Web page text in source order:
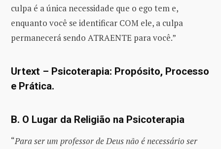
culpa é a única necessidade que o ego tem e,
enquanto você se identificar COM ele, a culpa
permanecerá sendo ATRAENTE para você.”
Urtext – Psicoterapia: Propósito, Processo
e Prática.
B. O Lugar da Religião na Psicoterapia
“Para ser um professor de Deus não é necessário ser